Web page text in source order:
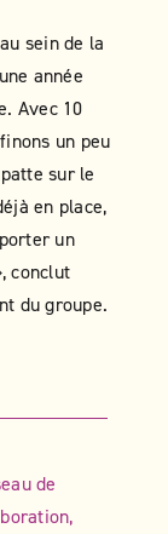
sein de la
année
Avec 10
un peu
sur le
en place,
un
conclut
du groupe.
de